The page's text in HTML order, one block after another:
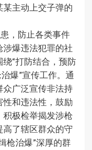
主动上交子弹的
，防止各类事件
爆违法犯罪的社
“打防结合，预防
爆”宣传工作。通
众广泛宣传非法持
和违法性，鼓励
极检举揭发涉枪
了辖区群众的守
枪治爆”深厚的群